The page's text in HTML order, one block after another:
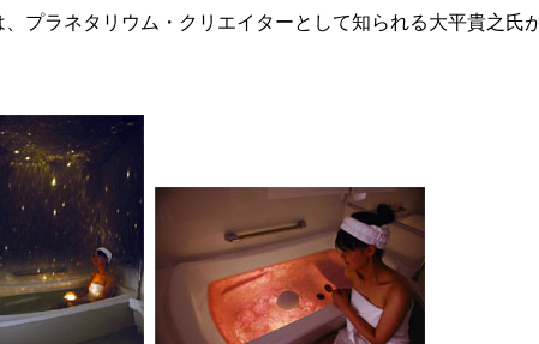
プラネタリウム・クリエイターとして知られる大平貴之氏